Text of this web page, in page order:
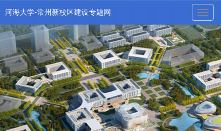
河海大学-常州新校区建设专题网